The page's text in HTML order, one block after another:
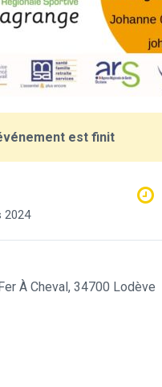
est finit
2024
À Cheval, 34700 Lodève